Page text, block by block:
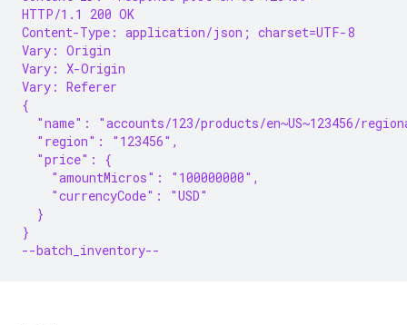
HTTP/1.1 200 OK
Content-Type: application/json; charset=UTF-8
Vary: Origin
Vary: X-Origin
Vary: Referer
{
"name": "accounts/123/products/en~US~123456/
  "region": "123456",
  "price": {
    "amountMicros": "100000000",
    "currencyCode": "USD"
  }
}
--batch_inventory--